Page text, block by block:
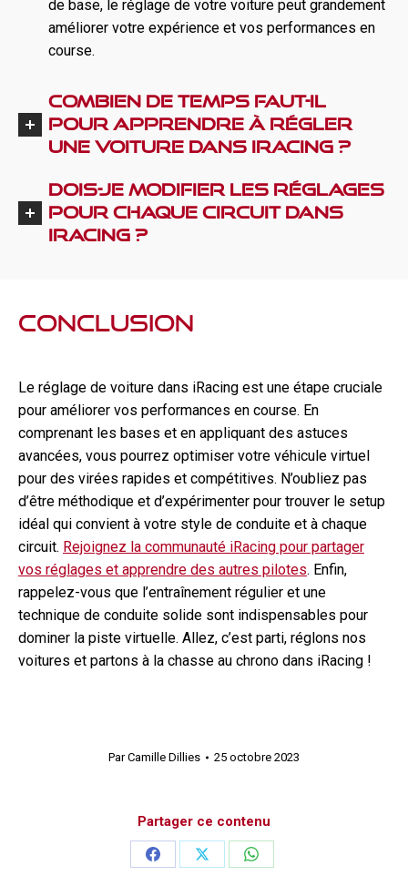
de base, le réglage de votre voiture peut grandement
améliorer votre expérience et vos performances en
course.
Combien de temps faut-il
pour apprendre à régler
une voiture dans iRacing ?
Dois-je modifier les réglages
pour chaque circuit dans
iRacing ?
Conclusion
Le réglage de voiture dans iRacing est une étape cruciale
pour améliorer vos performances en course. En
comprenant les bases et en appliquant des astuces
avancées, vous pourrez optimiser votre véhicule virtuel
pour des virées rapides et compétitives. N’oubliez pas
d’être méthodique et d’expérimenter pour trouver le setup
idéal qui convient à votre style de conduite et à chaque
circuit. Rejoignez la communauté iRacing pour partager
vos réglages et apprendre des autres pilotes. Enfin,
rappelez-vous que l’entraînement régulier et une
technique de conduite solide sont indispensables pour
dominer la piste virtuelle. Allez, c’est parti, réglons nos
voitures et partons à la chasse au chrono dans iRacing !
ParCamille Dillies 25 octobre 2023
Partager ce contenu
PartagerPartagerPartager